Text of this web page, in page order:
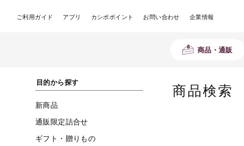
ご利用ガイド アプリ カシポポイント お問い合わせ 企業情報
商品・通販
目的から探す
新商品
通販限定詰合せ
ギフト・贈りもの
商品検索